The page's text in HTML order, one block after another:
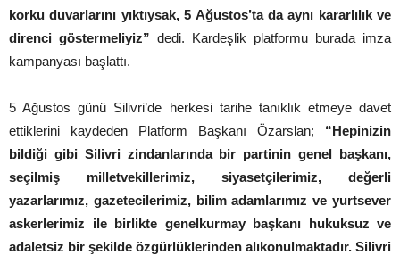
korku duvarlarını yıktıysak, 5 Ağustos’ta da aynı kararlılık ve
direnci göstermeliyiz” dedi. Kardeşlik platformu burada imza
kampanyası başlattı.
5 Ağustos günü Silivri’de herkesi tarihe tanıklık etmeye davet
ettiklerini kaydeden Platform Başkanı Özarslan; “Hepinizin
bildiği gibi Silivri zindanlarında bir partinin genel başkanı,
seçilmiş milletvekillerimiz, siyasetçilerimiz, değerli
yazarlarımız, gazetecilerimiz, bilim adamlarımız ve yurtsever
askerlerimiz ile birlikte genelkurmay başkanı hukuksuz ve
adaletsiz bir şekilde özgürlüklerinden alıkonulmaktadır. Silivri